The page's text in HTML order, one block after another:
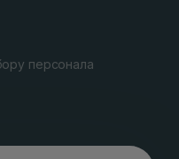
персонала